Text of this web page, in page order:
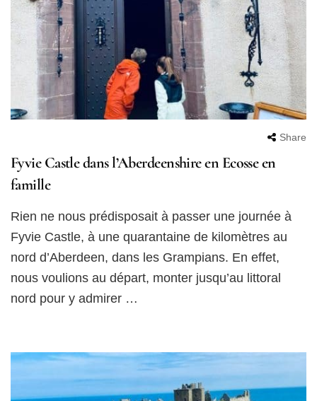
Share
Fyvie Castle dans l’Aberdeenshire en Ecosse en
famille
Rien ne nous prédisposait à passer une journée à
Fyvie Castle, à une quarantaine de kilomètres au
nord d’Aberdeen, dans les Grampians. En effet,
nous voulions au départ, monter jusqu’au littoral
nord pour y admirer …